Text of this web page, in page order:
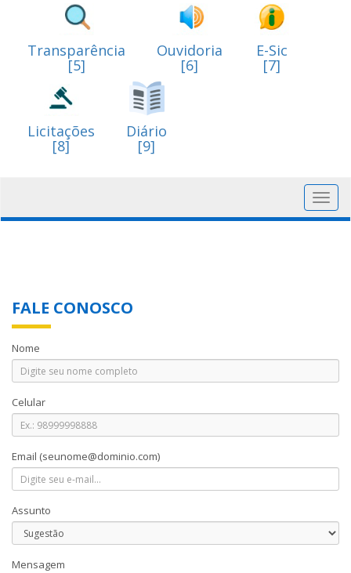
Transparência
[5]
Ouvidoria
[6]
E-Sic
[7]
Licitações
[8]
Diário
[9]
FALE CONOSCO
Nome
Celular
Email (seunome@dominio.com)
Assunto
Mensagem